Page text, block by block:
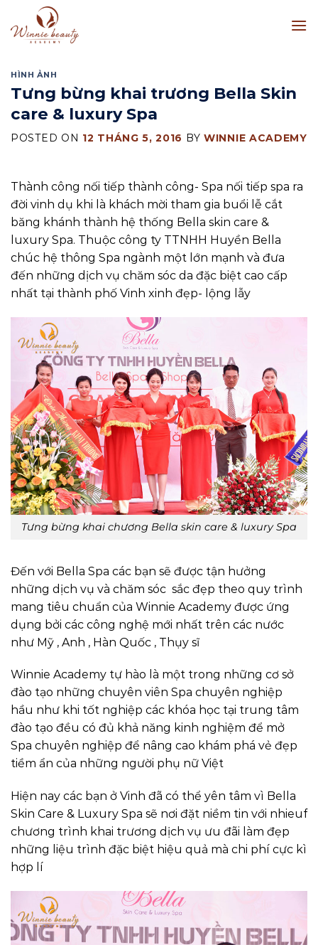
to
content
HÌNH ẢNH
Tưng bừng khai trương Bella Skin
care & luxury Spa
POSTED ON 12 THÁNG 5, 2016 BYWINNIE ACADEMY
Thành công nối tiếp thành công- Spa nối tiếp spa ra
đời vinh dụ khi là khách mời tham gia buổi lễ cắt
băng khánh thành hệ thống Bella skin care &
luxury Spa. Thuộc công ty TTNHH Huyền Bella
chúc hệ thông Spa ngành một lớn mạnh và đưa
đến những dịch vụ chăm sóc da đặc biệt cao cấp
nhất tại thành phố Vinh xinh đẹp- lộng lẫy
Tưng bừng khai chương Bella skin care & luxury Spa
Đến với Bella Spa các bạn sẽ được tận hưởng
những dịch vụ và chăm sóc sắc đẹp theo quy trình
mang tiêu chuẩn của Winnie Academy được ứng
dụng bởi các công nghệ mới nhất trên các nước
như Mỹ , Anh , Hàn Quốc , Thụy sĩ
Winnie Academy tự hào là một trong những cơ sở
đào tạo những chuyên viên Spa chuyên nghiệp
hầu như khi tốt nghiệp các khóa học tại trung tâm
đào tạo đều có đủ khả năng kinh nghiệm để mở
Spa chuyên nghiệp để nâng cao khám phá vẻ đẹp
tiềm ẩn của những người phụ nữ Việt
Hiện nay các bạn ở Vinh đã có thể yên tâm vì Bella
Skin Care & Luxury Spa sẽ nơi đặt niềm tin với nhieuf
chương trình khai trương dịch vụ ưu đãi làm đẹp
những liệu trình đặc biệt hiệu quả mà chi phí cực kì
hợp lí